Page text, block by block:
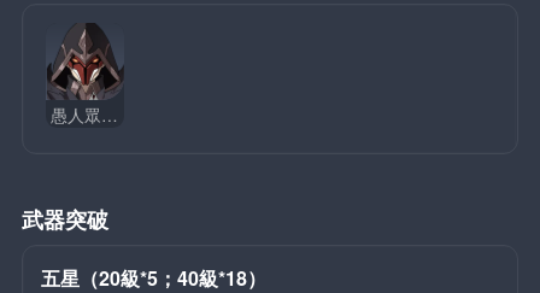
愚人眾·火之債務處理人
武器突破
五星（20級*5；40級*18）